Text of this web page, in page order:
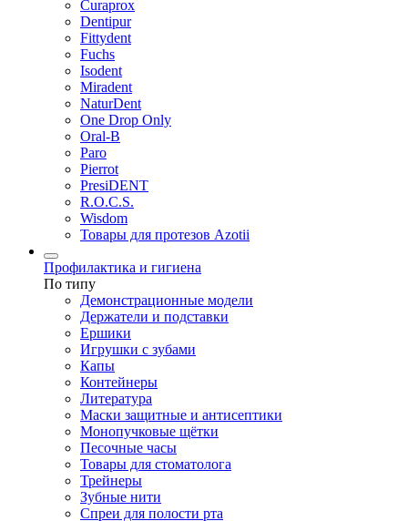
Curaprox
Dentipur
Fittydent
Fuchs
Isodent
Miradent
NaturDent
One Drop Only
Oral-B
Paro
Pierrot
PresiDENT
R.O.C.S.
Wisdom
Товары для протезов Azotii
Профилактика и гигиена
По типу
Демонстрационные модели
Держатели и подставки
Ершики
Игрушки с зубами
Капы
Контейнеры
Литература
Маски защитные и антисептики
Монопучковые щётки
Песочные часы
Товары для стоматолога
Трейнеры
Зубные нити
Спреи для полости рта